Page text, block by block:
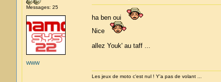
Messages: 25
WWW
ha ben oui
Nice
allez Youk' au taff ...
Les jeux de moto c'est nul ! Y'a pas de volant ...